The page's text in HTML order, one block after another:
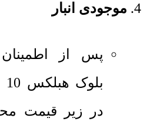
موجودی انبار
پس از
در زیر قیمت